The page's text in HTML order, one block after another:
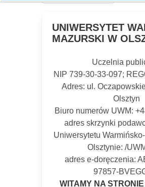
UNIWERSYTET
MAZURSKI W
Uczelnia
NIP 739-30-33-097;
Adres: ul.
Olsztyn
Biuro numerów UWM:
adres skrzynki
Uniwersytetu
Olsztynie: /
adres e-doręczenia:
97857-
WITAMY NA